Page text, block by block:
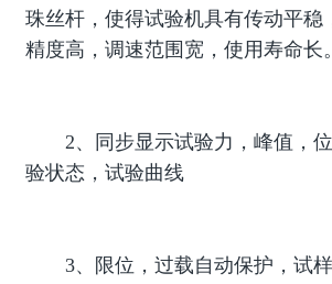
珠丝杆，使得试验机具有传动平稳
精度高，调速范围宽，使用寿命长。
2、同步显示试验力，峰值，位
验状态，试验曲线
3、限位，过载自动保护，试样